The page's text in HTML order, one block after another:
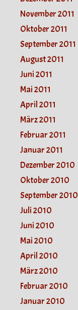
November 2011
Oktober 2011
September 2011
August 2011
Juni 2011
Mai 2011
April 2011
März 2011
Februar 2011
Januar 2011
Dezember 2010
Oktober 2010
September 2010
Juli 2010
Juni 2010
Mai 2010
April 2010
März 2010
Februar 2010
Januar 2010